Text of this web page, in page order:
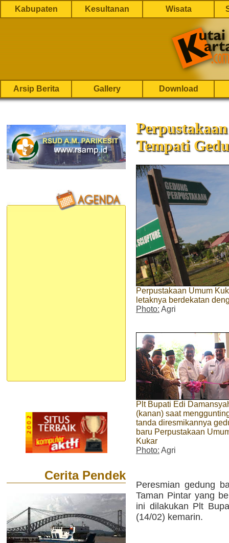
Kabupaten Kesultanan Wisata
Arsip Berita Gallery Download
Cerita Pendek
Tempati
Perpustakaan Umum
letaknya berdekatan
Photo: Agri
Plt Bupati Edi
(kanan) saat
tanda diresmikannya
baru Perpustakaan
Kukar
Photo: Agri
Peresmian gedung
Taman Pintar yang
ini dilakukan Plt
(14/02) kemarin.